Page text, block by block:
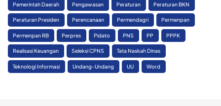
Pemerintah Daerah Pengawasan Peraturan Peraturan BKN
Peraturan Presiden Perencanaan Permendagri Permenpan
Permenpan RB Perpres Pidato PNS PP PPPK
Realisasi Keuangan Seleksi CPNS Tata Naskah Dinas
Teknologi Informasi Undang-Undang UU Word